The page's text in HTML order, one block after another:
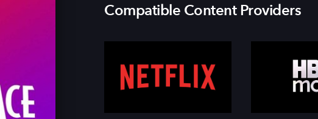
Compatible Content Providers